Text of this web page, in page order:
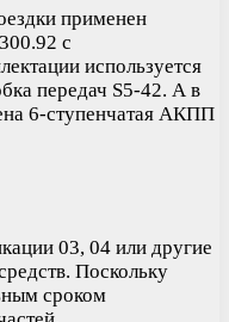
применен
с
используется
передач S5-42. А в
6-ступенчатая АКПП
03, 04 или другие
Поскольку
сроком